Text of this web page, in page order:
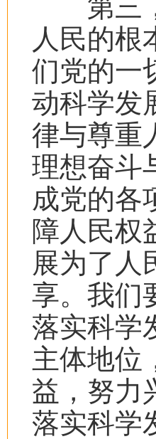
第三，
人民的根
们党的一
动科学发
律与尊重
理想奋斗
成党的各
障人民权
展为了人
享。我们
落实科学
主体地位
益，努力
落实科学